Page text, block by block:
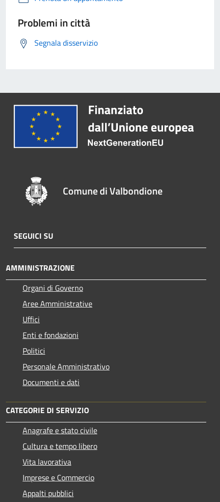
Problemi in città
Segnala disservizio
Comune di Valbondione
SEGUICI SU
AMMINISTRAZIONE
Organi di Governo
Aree Amministrative
Uffici
Enti e fondazioni
Politici
Personale Amministrativo
Documenti e dati
CATEGORIE DI SERVIZIO
Anagrafe e stato civile
Cultura e tempo libero
Vita lavorativa
Imprese e Commercio
Appalti pubblici